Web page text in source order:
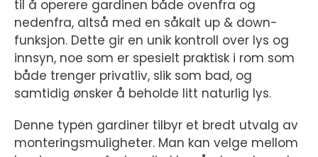
til å operere gardinen både ovenfra og
nedenfra, altså med en såkalt up & down-
funksjon. Dette gir en unik kontroll over lys og
innsyn, noe som er spesielt praktisk i rom som
både trenger privatliv, slik som bad, og
samtidig ønsker å beholde litt naturlig lys.
Denne typen gardiner tilbyr et bredt utvalg av
monteringsmuligheter. Man kan velge mellom